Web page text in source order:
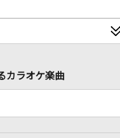
カラオケ楽曲